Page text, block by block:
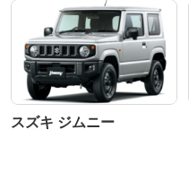
スズキ ジムニー